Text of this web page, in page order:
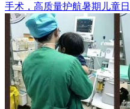
手术，高质量护航暑期儿童